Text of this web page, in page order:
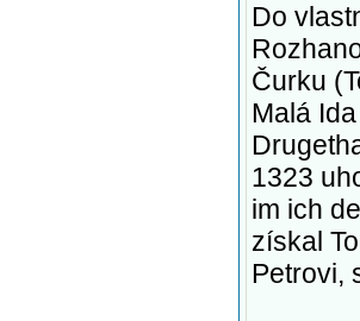
Do
Čurku
Malá
1323
im ich
získal
Petrovi,